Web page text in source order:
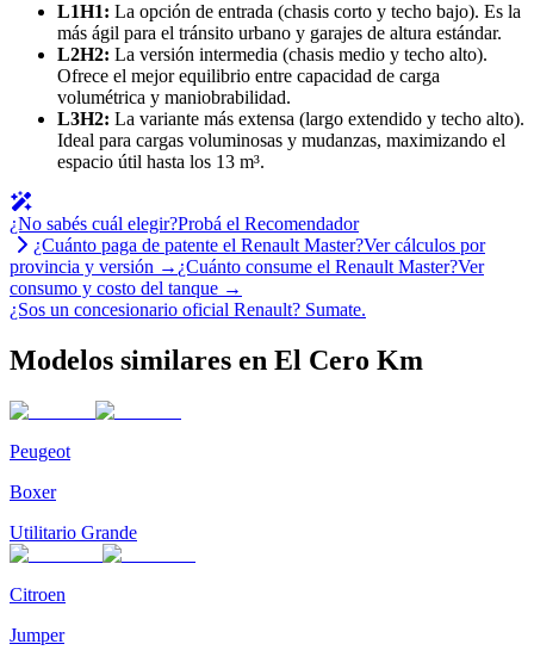
L1H1: La opción de entrada (chasis corto y techo bajo). Es la
más ágil para el tránsito urbano y garajes de altura estándar.
L2H2: La versión intermedia (chasis medio y techo alto).
Ofrece el mejor equilibrio entre capacidad de carga
volumétrica y maniobrabilidad.
L3H2: La variante más extensa (largo extendido y techo alto).
Ideal para cargas voluminosas y mudanzas, maximizando el
espacio útil hasta los 13 m³.
¿No sabés cuál elegir?Probá el Recomendador
¿Cuánto paga de patente el Renault Master?Ver cálculos por
provincia y versión → ¿Cuánto consume el Renault Master?Ver
consumo y costo del tanque →
¿Sos un concesionario oficial Renault? Sumate.
Modelos similares en El Cero Km
Peugeot
Boxer
Utilitario Grande
Citroen
Jumper